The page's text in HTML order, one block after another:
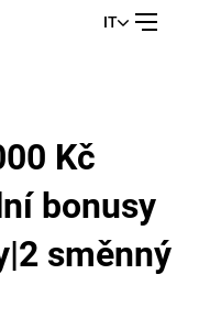
IT
Kč
bonusy
směnný